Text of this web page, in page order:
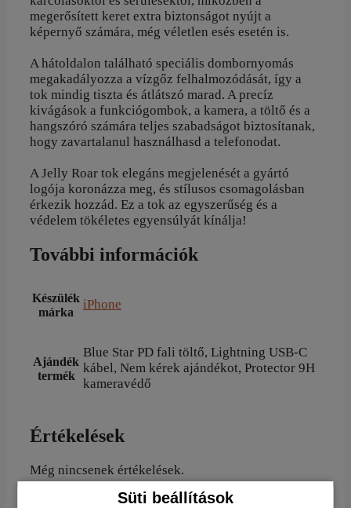
Süti beállítások
megerősített keret extra biztonságot nyújt a
képernyő számára, még véletlen esés esetén is.
A hátoldalon található speciális dombornyomás
megakadályozza a vízgőz felhalmozódását, így a
tok mindig tiszta és átlátszó marad. A precíz
kivágások a funkciógombok, a kamera, a töltő és a
hangszóró számára teljes szabadságot biztosítanak,
hogy zavartalanul használhasd a telefonodat.
A Jelly Roar tok elegáns megjelenését a gyártó
logója koronázza meg, és stílusos csomagolásban
érkezik hozzád. Ez a tok az egyszerűség és a
védelem tökéletes egyensúlyát kínálja!
További információk
Készülék
márka
iPhone
Ajándék
termék
Blue Star PD fali töltő, Lightning USB-C
kábel, Nem kérek ajándékot, Protector 9H
kameravédő
Értékelések
Még nincsenek értékelések.
„Roar Jelly átlátszó iPhone 12 Pro tok” értékelése elsőként